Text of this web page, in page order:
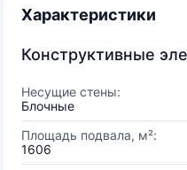
Характеристики
Конструктивные
Несущие стены:
Блочные
Площадь подвала, м²:
1606